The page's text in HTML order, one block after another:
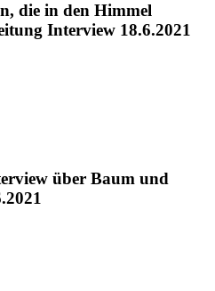
die in den Himmel
Interview 18.6.2021
über Baum und